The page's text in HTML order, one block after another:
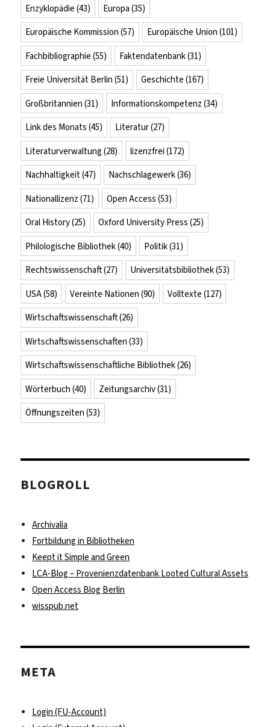
Enzyklopädie (43) Europa (35)
Europäische Kommission (57) Europäische Union (101)
Fachbibliographie (55) Faktendatenbank(31)
Freie Universität Berlin (51) Geschichte (167)
Großbritannien (31) Informationskompetenz (34)
Link des Monats (45) Literatur(27)
Literaturverwaltung (28) lizenzfrei (172)
Nachhaltigkeit(47) Nachschlagewerk(36)
Nationallizenz (71) Open Access (53)
Oral History(25) Oxford University Press (25)
Philologische Bibliothek(40) Politik(31)
Rechtswissenschaft(27) Universitätsbibliothek(53)
USA(58) Vereinte Nationen (90) Volltexte (127)
Wirtschaftswissenschaft(26)
Wirtschaftswissenschaften (33)
Wirtschaftswissenschaftliche Bibliothek(26)
Wörterbuch (40) Zeitungsarchiv(31)
Öffnungszeiten (53)
BLOGROLL
Archivalia
Fortbildung in Bibliotheken
Keept it Simple and Green
LCA-Blog – Provenienzdatenbank Looted Cultural Assets
Open Access Blog Berlin
wisspub.net
META
Login (FU-Account)